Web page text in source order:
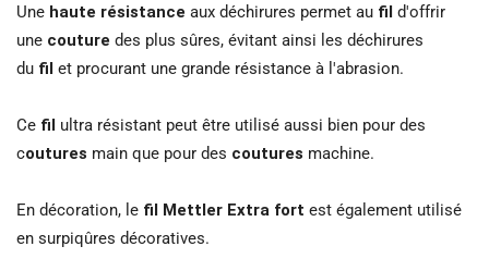
Une haute résistance aux déchirures permet au fil d'offrir
une couture des plus sûres, évitant ainsi les déchirures
du fil et procurant une grande résistance à l'abrasion.
Ce fil ultra résistant peut être utilisé aussi bien pour des
coutures main que pour des coutures machine.
En décoration, le fil Mettler Extra fort est également utilisé
en surpiqûres décoratives.